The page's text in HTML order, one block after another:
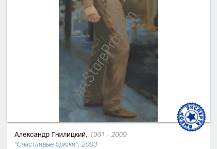
Александр Гнилицкий, 1961 - 2009
"Счастливые брюки", 2003